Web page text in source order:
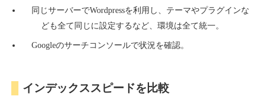
詳細を見る
campus-web.jp
DA 38 外部リンク数 1151 ドメイン年齢
同じサーバーでWordpressを利用し、テーマやプラグインな
ども全て同じに設定するなど、環境は全て統一。
Googleのサーチコンソールで状況を確認。
インデックススピードを比較